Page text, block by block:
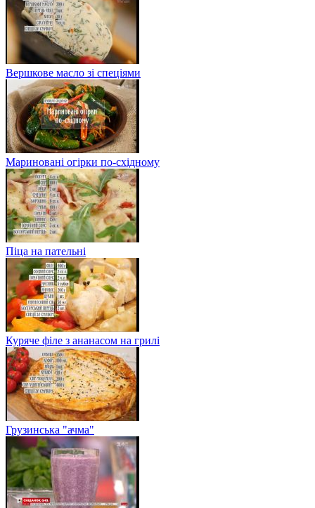
Вершкове масло зі спеціями
Мариновані огірки по-східному
Піца на пательні
Куряче філе з ананасом на грилі
Грузинська "ачма"